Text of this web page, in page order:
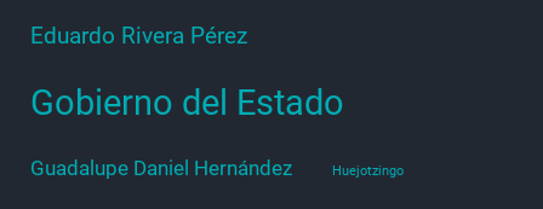
Eduardo Rivera Pérez
Gobierno del Estado
Guadalupe Daniel Hernández Huejotzingo